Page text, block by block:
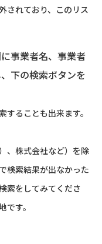
されており、このリス
事業者名、事業者
下の検索ボタンを
ることも出来ます。
、株式会社など）を除
検索結果が出なかった
索をしてみてくださ
す。